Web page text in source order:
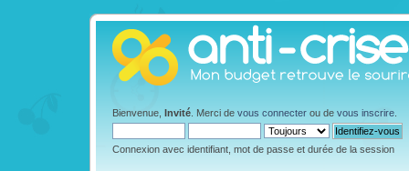
Bienvenue, Invité . Merci de vous connecter ou de vous inscrire
Connexion avec identifiant, mot de passe et durée de la session